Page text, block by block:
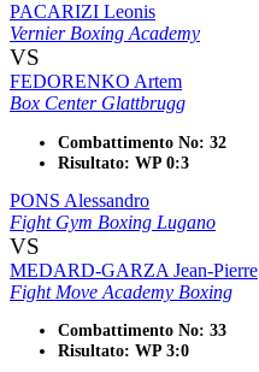
PACARIZI Leonis
Vernier Boxing Academy
VS
FEDORENKO Artem
Box Center Glattbrugg
Combattimento No: 32
Risultato: WP 0:3
PONS Alessandro
Fight Gym Boxing Lugano
VS
MEDARD-GARZA Jean-Pierre
Fight Move Academy Boxing
Combattimento No: 33
Risultato: WP 3:0